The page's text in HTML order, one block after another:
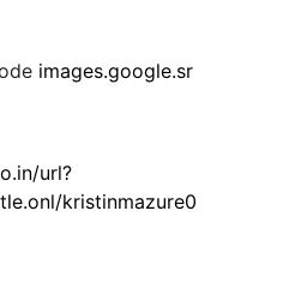
images.google.sr
url?
kristinmazure0